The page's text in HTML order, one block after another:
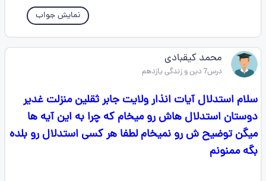
نمایش جواب
محمد کیقبادی
درس7 دین و زندگی یازدهم
سلام استدلال آیات انذار ولایت جابر ثقلین منزلت غدیر
دوستان استدلال هاش رو میخام که چرا به این آیه ها
میگن توضیح ش رو نمیخام لطفا هر کسی استدلال رو بلده
بگه ممنونم